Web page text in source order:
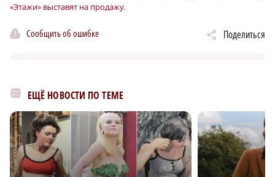
«Этажи» выставят на продажу.
Сообщить об ошибке Поделиться
ЕЩЁ НОВОСТИ ПО ТЕМЕ